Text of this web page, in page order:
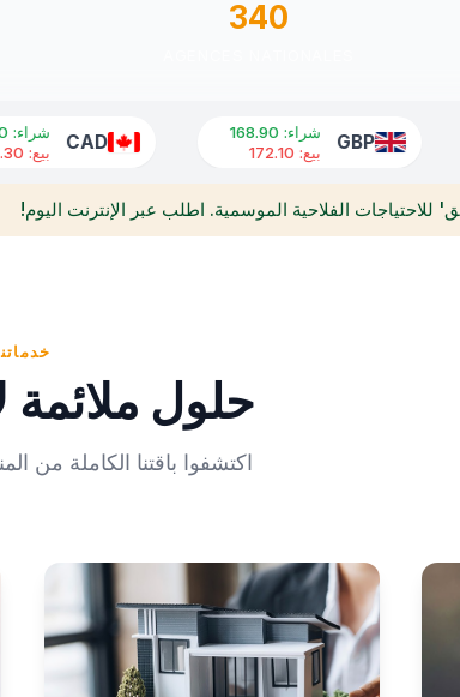
340
شراء:
168.90
بيع:
172.10
شراء:
98.40
بيع:
100.30
للاحتياجات الفلاحية الموسمية. اطلب عبر الإنترنت اليوم!
حلول ملائمة
اكتشفوا باقتنا الكاملة من